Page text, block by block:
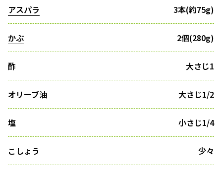
アスパラ 3本(約75g)
かぶ 2個(280g)
酢 大さじ1
オリーブ油 大さじ1/2
塩 小さじ1/4
こしょう 少々